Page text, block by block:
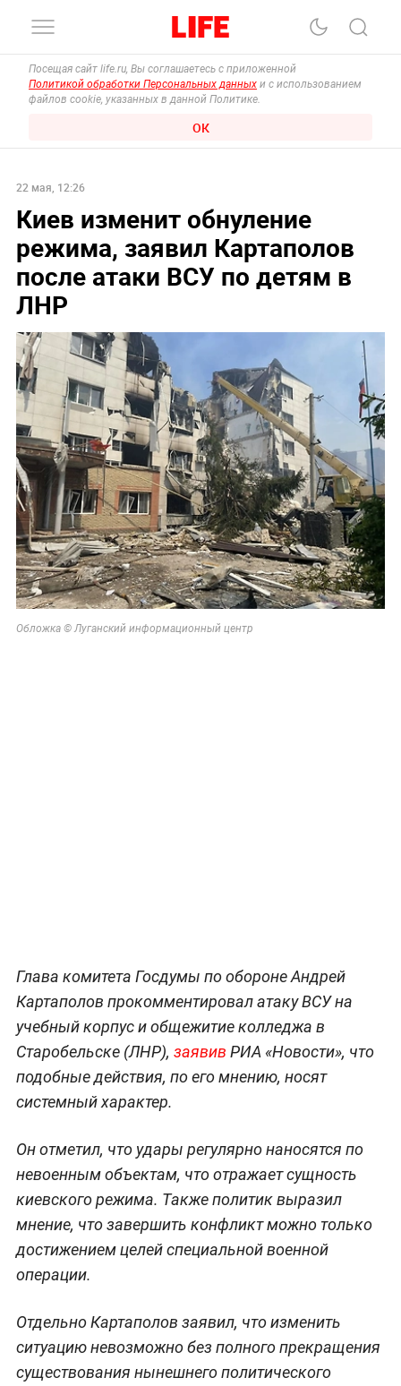
Посещая сайт life.ru, Вы соглашаетесь с приложенной
Политикой обработки Персональных данных и с использованием
файлов cookie, указанных в данной Политике.
ОК
22 мая, 12:26
Киев изменит обнуление
режима, заявил Картаполов
после атаки ВСУ по детям в
ЛНР
Обложка © Луганский информационный центр
Глава комитета Госдумы по обороне Андрей
Картаполов прокомментировал атаку ВСУ на
учебный корпус и общежитие колледжа в
Старобельске (ЛНР), заявив РИА «Новости», что
подобные действия, по его мнению, носят
системный характер.
Он отметил, что удары регулярно наносятся по
невоенным объектам, что отражает сущность
киевского режима. Также политик выразил
мнение, что завершить конфликт можно только
достижением целей специальной военной
операции.
Отдельно Картаполов заявил, что изменить
ситуацию невозможно без полного прекращения
существования нынешнего политического